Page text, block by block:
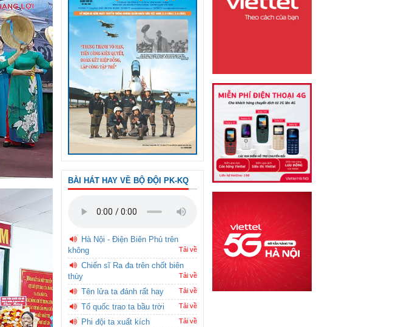
BÀI HÁT HAY VỀ BỘ ĐỘI PK-KQ
Hà Nội - Điện Biên Phủ trên
không
Tải về
Chiến sĩ Ra đa trên chốt biên
thùy
Tải về
Tên lửa ta đánh rất hay Tải về
Tổ quốc trao ta bầu trời Tải về
Phi đội ta xuất kích Tải về